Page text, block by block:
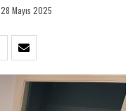
28 Mayıs 2025